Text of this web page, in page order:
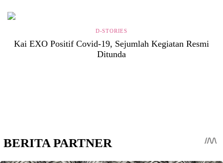
D-STORIES
Kai EXO Positif Covid-19, Sejumlah Kegiatan Resmi
Ditunda